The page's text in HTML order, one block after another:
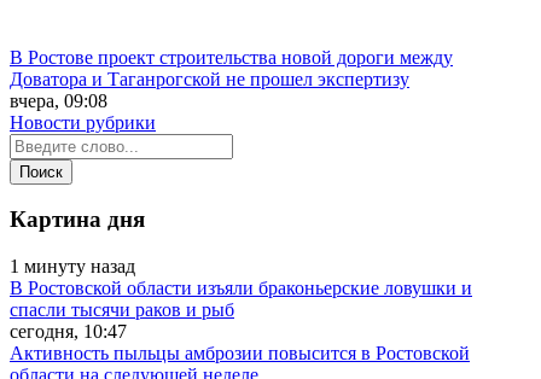
В Ростове проект строительства новой дороги между
Доватора и Таганрогской не прошел экспертизу
вчера, 09:08
Новости рубрики
Картина дня
1 минуту назад
В Ростовской области изъяли браконьерские ловушки и
спасли тысячи раков и рыб
сегодня, 10:47
Активность пыльцы амброзии повысится в Ростовской
области на следующей неделе